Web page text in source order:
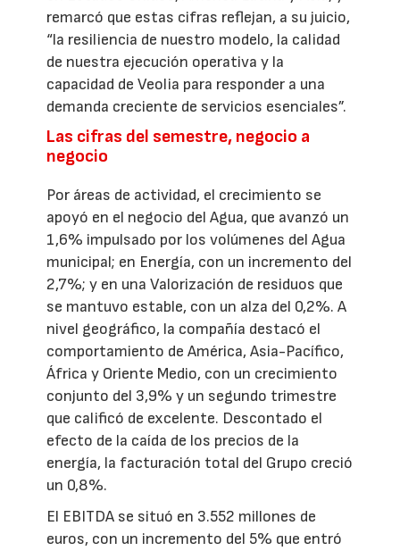
remarcó que estas cifras reflejan, a su juicio,
“la resiliencia de nuestro modelo, la calidad
de nuestra ejecución operativa y la
capacidad de Veolia para responder a una
demanda creciente de servicios esenciales”.
Las cifras del semestre, negocio a
negocio
Por áreas de actividad, el crecimiento se
apoyó en el negocio del Agua, que avanzó un
1,6% impulsado por los volúmenes del Agua
municipal; en Energía, con un incremento del
2,7%; y en una Valorización de residuos que
se mantuvo estable, con un alza del 0,2%. A
nivel geográfico, la compañía destacó el
comportamiento de América, Asia-Pacífico,
África y Oriente Medio, con un crecimiento
conjunto del 3,9% y un segundo trimestre
que calificó de excelente. Descontado el
efecto de la caída de los precios de la
energía, la facturación total del Grupo creció
un 0,8%.
El EBITDA se situó en 3.552 millones de
euros, con un incremento del 5% que entró